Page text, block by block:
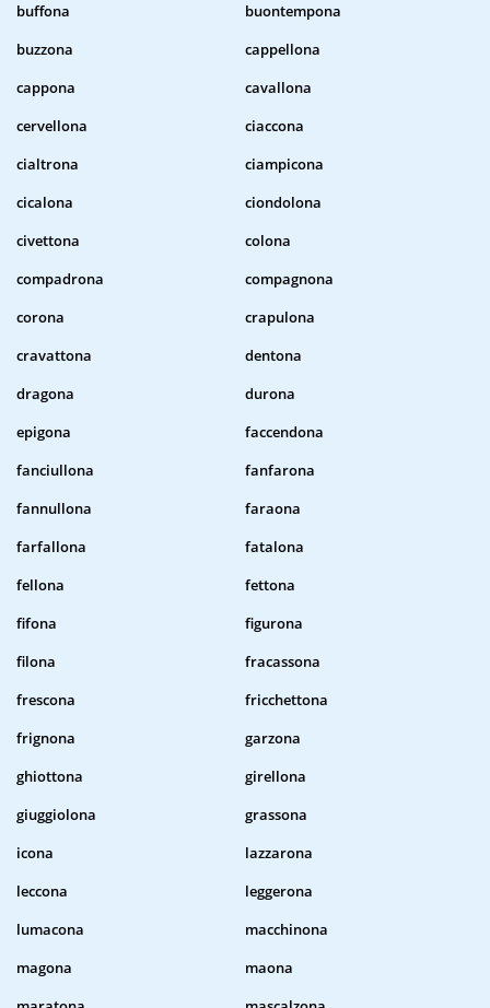
buffona
buontempona
buzzona
cappellona
cappona
cavallona
cervellona
ciaccona
cialtrona
ciampicona
cicalona
ciondolona
civettona
colona
compadrona
compagnona
corona
crapulona
cravattona
dentona
dragona
durona
epigona
faccendona
fanciullona
fanfarona
fannullona
faraona
farfallona
fatalona
fellona
fettona
fifona
figurona
filona
fracassona
frescona
fricchettona
frignona
garzona
ghiottona
girellona
giuggiolona
grassona
icona
lazzarona
leccona
leggerona
lumacona
macchinona
magona
maona